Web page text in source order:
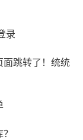
录
面跳转了！统统